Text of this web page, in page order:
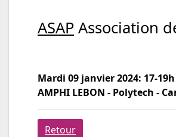
ASAP Association
Mardi 09 janvier 2024: 17-19h
AMPHI LEBON - Polytech -
Retour